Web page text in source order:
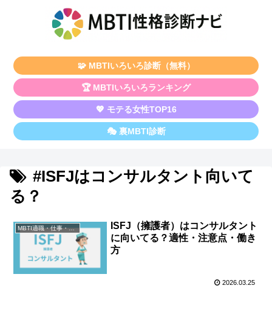
🧩 MBTIいろいろ診断（無料）
🏆 MBTIいろいろランキング
💖 モテる女性TOP16
🎭 裏MBTI診断
#ISFJはコンサルタント向いて
る？
MBTI適職・仕事・資格
ISFJ（擁護者）はコンサルタント
に向いてる？適性・注意点・働き
方
2026.03.25